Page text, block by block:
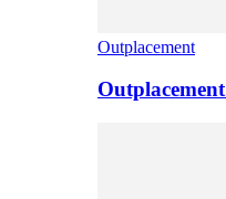
Outplacement